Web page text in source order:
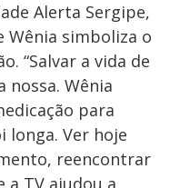
Alerta Sergipe,
Wênia simboliza o
“Salvar a vida de
nossa. Wênia
para
longa. Ver hoje
reencontrar
a TV ajudou a